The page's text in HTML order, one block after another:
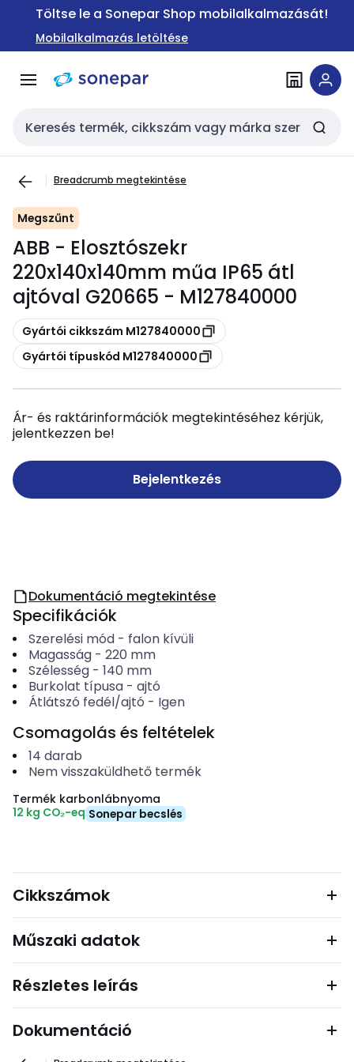
Ugrás a
Ugrás a
tartalomra
Töltse le a Sonepar Shop mobilalkalmazását!
Mobilalkalmazás letöltése
Keresési bemenet
Breadcrumb megtekintése
Megszűnt
ABB - Elosztószekr
220x140x140mm műa IP65 átl
ajtóval G20665 - M127840000
Másolás
Gyártói cikkszám M127840000
Másolás
Gyártói típuskód M127840000
Ár- és raktárinformációk megtekintéséhez kérjük,
jelentkezzen be!
Bejelentkezés
Dokumentáció megtekintése
Specifikációk
Szerelési mód- falon kívüli
Magasság- 220 mm
Szélesség- 140 mm
Burkolat típusa- ajtó
Átlátszó fedél/ajtó - Igen
Csomagolás és feltételek
14 darab
Nem visszaküldhető termék
Termék karbonlábnyoma
12 kg CO₂-eq Sonepar becslés
Cikkszámok
Műszaki adatok
Részletes leírás
Dokumentáció